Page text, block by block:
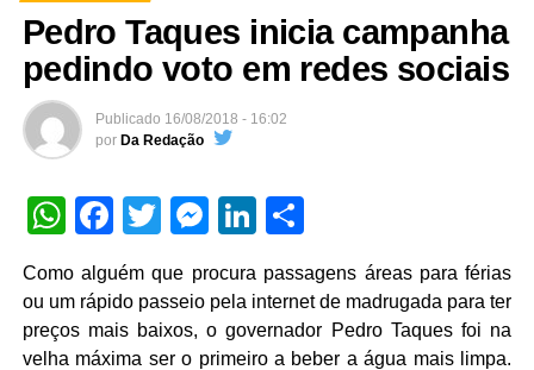
Pedro Taques inicia campanha
pedindo voto em redes sociais
Publicado 16/08/2018 - 16:02
por Da Redação
WhatsApp
Facebook
TwitterMessenger
LinkedIn
Como alguém que procura passagens áreas para férias
ou um rápido passeio pela internet de madrugada para ter
preços mais baixos, o governador Pedro Taques foi na
velha máxima ser o primeiro a beber a água mais limpa.